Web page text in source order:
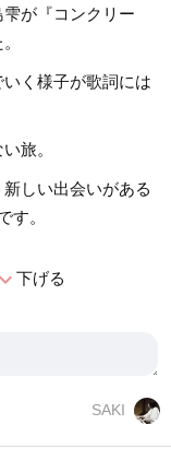
が『コンクリー
く様子が歌詞には
旅。
しい出会いがある
す。
expand_more下げる
SAKI